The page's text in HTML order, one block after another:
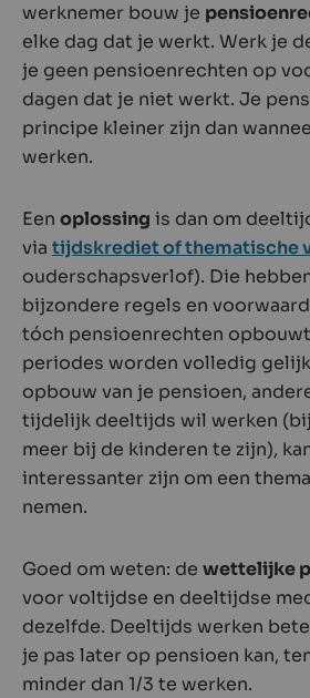
werknemer bouw je
elke dag dat je werkt. Werk je
je geen pensioenrechten op
dagen dat je niet werkt. Je
principe kleiner zijn dan
werken.
Een oplossing is dan om
via tijdskrediet of thematische
ouderschapsverlof). Die
bijzondere regels en
tóch pensioenrechten
periodes worden volledig
opbouw van je pensioen,
tijdelijk deeltijds wil werken
meer bij de kinderen te zijn),
interessanter zijn om een
nemen.
Goed om weten: de wettelijke
voor voltijdse en deeltijdse
dezelfde. Deeltijds werken
je pas later op pensioen kan,
minder dan 1/3 te werken.